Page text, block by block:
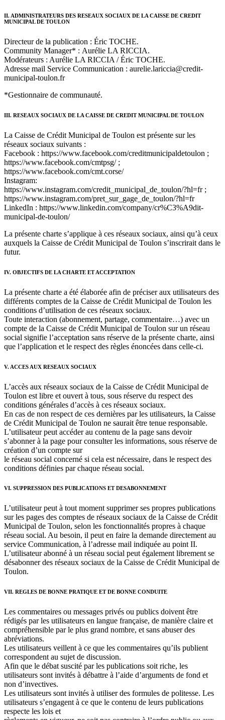
II. ADMINISTRATEURS DES RESEAUX SOCIAUX DE LA CAISSE DE CREDIT
MUNICIPAL DE TOULON
Directeur de la publication : Éric TOCHE.
Community Manager* : Aurélie LA RICCIA.
Modérateurs : Aurélie LA RICCIA / Éric TOCHE.
Adresse mail Service Communication : aurelie.lariccia@credit-
municipal-toulon.fr
*Gestionnaire de communauté.
III. RESEAUX SOCIAUX DE LA CAISSE DE CREDIT MUNICIPAL DE TOULON
La Caisse de Crédit Municipal de Toulon est présente sur les
réseaux sociaux suivants :
Facebook : https://www.facebook.com/creditmunicipaldetoulon ;
https://www.facebook.com/cmtpsg/ ;
https://www.facebook.com/cmt.corse/
Instagram:
https://www.instagram.com/credit_municipal_de_toulon/?hl=fr ;
https://www.instagram.com/pret_sur_gage_de_toulon/?hl=fr
LinkedIn : https://www.linkedin.com/company/cr%C3%A9dit-
municipal-de-toulon/
La présente charte s’applique à ces réseaux sociaux, ainsi qu’à ceux
auxquels la Caisse de Crédit Municipal de Toulon s’inscrirait dans le
futur.
IV. OBJECTIFS DE LA CHARTE ET ACCEPTATION
La présente charte a été élaborée afin de préciser aux utilisateurs des
différents comptes de la Caisse de Crédit Municipal de Toulon les
conditions d’utilisation de ces réseaux sociaux.
Toute interaction (abonnement, partage, commentaire…) avec un
compte de la Caisse de Crédit Municipal de Toulon sur un réseau
social signifie l’acceptation sans réserve de la présente charte, ainsi
que l’application et le respect des règles énoncées dans celle-ci.
V. ACCES AUX RESEAUX SOCIAUX
L’accès aux réseaux sociaux de la Caisse de Crédit Municipal de
Toulon est libre et ouvert à tous, sous réserve du respect des
conditions générales d’accès à ces réseaux sociaux.
En cas de non respect de ces dernières par les utilisateurs, la Caisse
de Crédit Municipal de Toulon ne saurait être tenue responsable.
L’utilisateur peut accéder au contenu de la page sans devoir
s’abonner à la page pour consulter les informations, sous réserve de
création d’un compte sur
le réseau social concerné si cela est nécessaire, dans le respect des
conditions définies par chaque réseau social.
VI. SUPPRESSION DES PUBLICATIONS ET DESABONNEMENT
L’utilisateur peut à tout moment supprimer ses propres publications
sur les pages des comptes de réseaux sociaux de la Caisse de Crédit
Municipal de Toulon, selon les fonctionnalités propres à chaque
réseau social. Au besoin, il peut en faire la demande directement au
service Communication, à l’adresse mail indiquée au point II.
L’utilisateur abonné à un réseau social peut également librement se
désabonner des réseaux sociaux de la Caisse de Crédit Municipal de
Toulon.
VII. REGLES DE BONNE PRATIQUE ET DE BONNE CONDUITE
Les commentaires ou messages privés ou publics doivent être
rédigés par les utilisateurs en langue française, de manière claire et
compréhensible par le plus grand nombre, et sans abuser des
abréviations.
Les utilisateurs veillent à ce que les commentaires qu’ils publient
correspondent au sujet de discussion.
Afin que le débat suscité par les publications soit riche, les
utilisateurs sont invités à débattre à l’aide d’arguments de fond et
non d’invectives.
Les utilisateurs sont invités à utiliser des formules de politesse. Les
utilisateurs s’engagent à ce que le contenu de leurs publications
respecte les lois et